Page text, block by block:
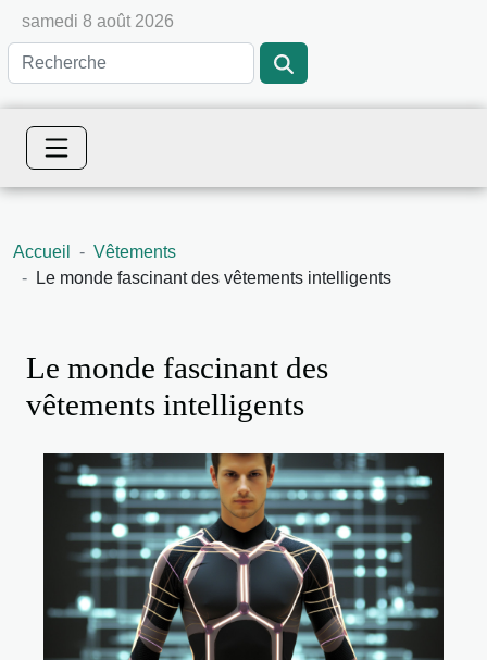
samedi 8 août 2026
Accueil
Vêtements
Le monde fascinant des vêtements intelligents
Le monde fascinant des
vêtements intelligents